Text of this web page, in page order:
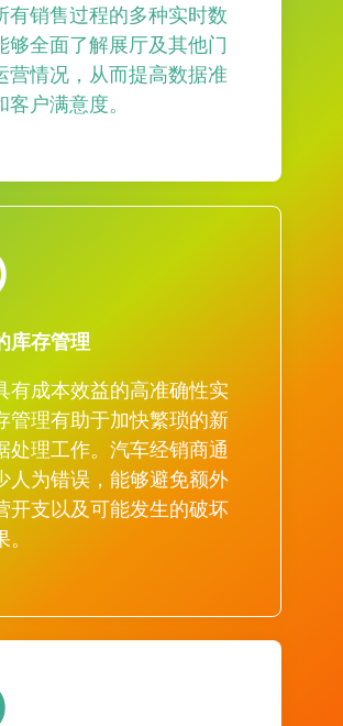
有销售过程的多种实时数
够全面了解展厅及其他门
营情况，从而提高数据准
客户满意度。
库存管理
有成本效益的高准确性实
管理有助于加快繁琐的新
处理工作。汽车经销商通
人为错误，能够避免额外
开支以及可能发生的破坏